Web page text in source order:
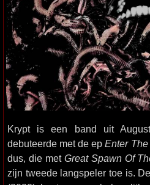
Krypt is een band uit
debuteerde met de epEnter The
dus, die met Great Spawn Of
zijn tweede langspeler toe is.